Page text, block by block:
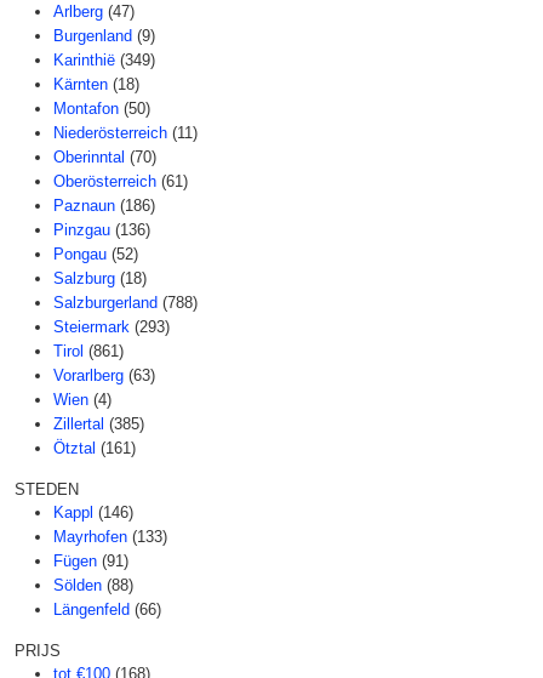
Arlberg (47)
Burgenland (9)
Karinthië (349)
Kärnten (18)
Montafon (50)
Niederösterreich (11)
Oberinntal (70)
Oberösterreich (61)
Paznaun (186)
Pinzgau (136)
Pongau (52)
Salzburg (18)
Salzburgerland (788)
Steiermark (293)
Tirol (861)
Vorarlberg (63)
Wien (4)
Zillertal (385)
Ötztal (161)
STEDEN
Kappl (146)
Mayrhofen (133)
Fügen (91)
Sölden (88)
Längenfeld (66)
PRIJS
tot €100 (168)